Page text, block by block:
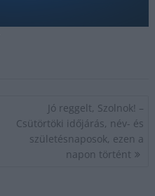
Jó reggelt, Szolnok! –
Csütörtöki időjárás, név- és
születésnaposok, ezen a
napon történt